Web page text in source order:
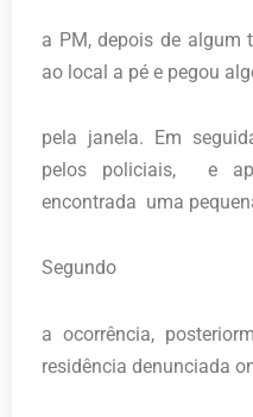
a PM, depois de algum
ao local a pé e pegou
pela janela. Em
pelos policiais, e
encontrada uma
Segundo
a ocorrência,
residência denunciada